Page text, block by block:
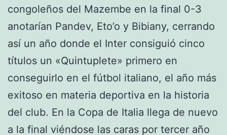
congoleños del Mazembe en la final 0-3
anotarían Pandev, Eto’o y Bibiany, cerrando
así un año donde el Inter consiguió cinco
títulos un «Quintuplete» primero en
conseguirlo en el fútbol italiano, el año más
exitoso en materia deportiva en la historia
del club. En la Copa de Italia llega de nuevo
a la final viéndose las caras por tercer año